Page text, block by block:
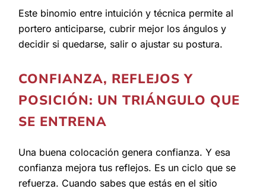
Este binomio entre intuición y técnica permite al
portero anticiparse, cubrir mejor los ángulos y
decidir si quedarse, salir o ajustar su postura.
CONFIANZA, REFLEJOS Y
POSICIÓN: UN TRIÁNGULO QUE
SE ENTRENA
Una buena colocación genera confianza. Y esa
confianza mejora tus reflejos. Es un ciclo que se
refuerza. Cuando sabes que estás en el sitio